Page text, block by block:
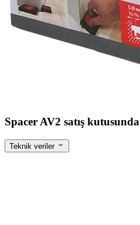
Spacer AV2 satış kutusunda
Teknik veriler